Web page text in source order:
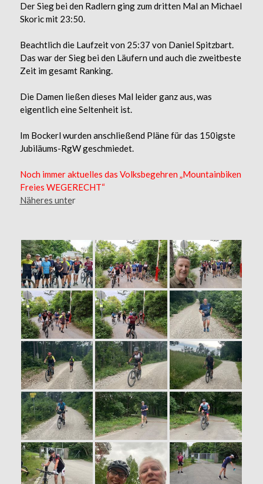
Der Sieg bei den Radlern ging zum dritten Mal an Michael
Skoric mit 23:50.
Beachtlich die Laufzeit von 25:37 von Daniel Spitzbart.
Das war der Sieg bei den Läufern und auch die zweitbeste
Zeit im gesamt Ranking.
Die Damen ließen dieses Mal leider ganz aus, was
eigentlich eine Seltenheit ist.
Im Bockerl wurden anschließend Pläne für das 150igste
Jubiläums-RgW geschmiedet.
Noch immer aktuelles das Volksbegehren „Mountainbiken
Freies WEGERECHT“
Näheres unter